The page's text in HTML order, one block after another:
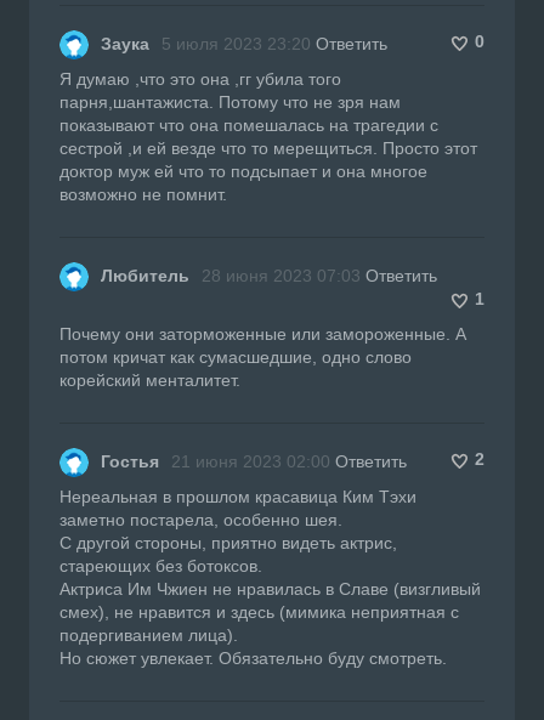
Заука 5 июля 2023 23:20 Ответить
0
Я думаю ,что это она ,гг убила того
парня,шантажиста. Потому что не зря нам
показывают что она помешалась на трагедии с
сестрой ,и ей везде что то мерещиться. Просто этот
доктор муж ей что то подсыпает и она многое
возможно не помнит.
Любитель 28 июня 2023 07:03 Ответить
1
Почему они заторможенные или замороженные. А
потом кричат как сумасшедшие, одно слово
корейский менталитет.
Гостья 21 июня 2023 02:00 Ответить
2
Нереальная в прошлом красавица Ким Тэхи
заметно постарела, особенно шея.
С другой стороны, приятно видеть актрис,
стареющих без ботоксов.
Актриса Им Чжиен не нравилась в Славе (визгливый
смех), не нравится и здесь (мимика неприятная с
подергиванием лица).
Но сюжет увлекает. Обязательно буду смотреть.